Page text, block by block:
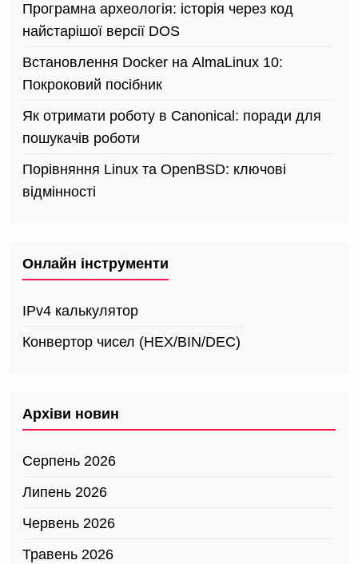
Програмна археологія: історія через код
найстарішої версії DOS
Встановлення Docker на AlmaLinux 10:
Покроковий посібник
Як отримати роботу в Canonical: поради для
пошукачів роботи
Порівняння Linux та OpenBSD: ключові
відмінності
Онлайн інструменти
IPv4 калькулятор
Конвертор чисел (HEX/BIN/DEC)
Архіви новин
Серпень 2026
Липень 2026
Червень 2026
Травень 2026